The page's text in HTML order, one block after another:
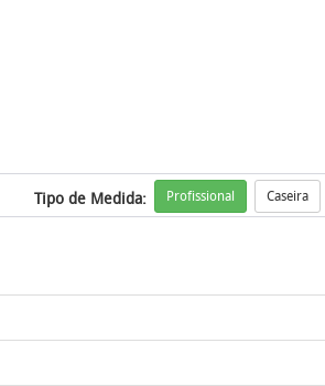
Tipo de Medida: Profissional Caseira